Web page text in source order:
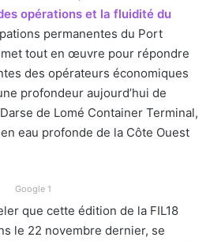
opérations et la fluidité du
permanentes du Port
tout en œuvre pour répondre
des opérateurs économiques
profondeur aujourd’hui de
de Lomé Container Terminal,
eau profonde de la Côte Ouest
Google 1
que cette édition de la FIL18
le 22 novembre dernier, se